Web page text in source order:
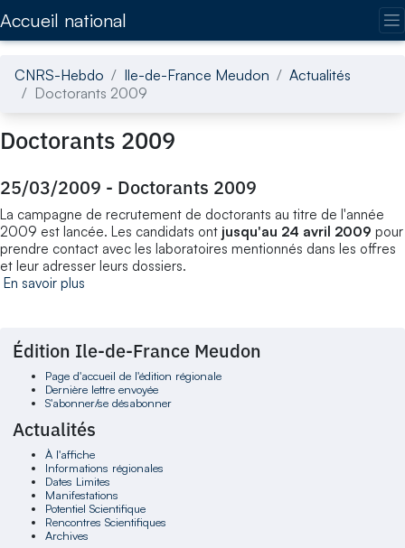
Accueil national
CNRS-Hebdo Ile-de-France Meudon
Actualités
Doctorants 2009
Doctorants 2009
25/03/2009 - Doctorants 2009
La campagne de recrutement de doctorants au titre de l'année
2009 est lancée. Les candidats ont jusqu'au 24 avril 2009 pour
prendre contact avec les laboratoires mentionnés dans les offres
et leur adresser leurs dossiers.
En savoir plus
Édition Ile-de-France Meudon
Page d'accueil de l'édition régionale
Dernière lettre envoyée
S'abonner/se désabonner
Actualités
À l'affiche
Informations régionales
Dates Limites
Manifestations
Potentiel Scientifique
Rencontres Scientifiques
Archives